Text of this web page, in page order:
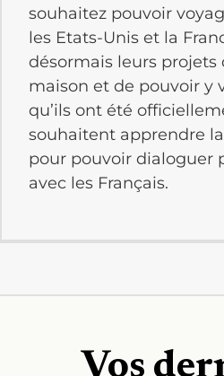
souhaitez pouvoir
les Etats-Unis et la
désormais leurs projets
maison et de pouvoir y
qu’ils ont été
souhaitent apprendre
pour pouvoir dialoguer
avec les Français.